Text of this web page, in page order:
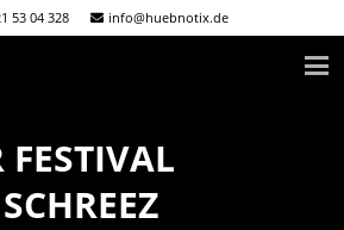
53 04 328 info@huebnotix.de